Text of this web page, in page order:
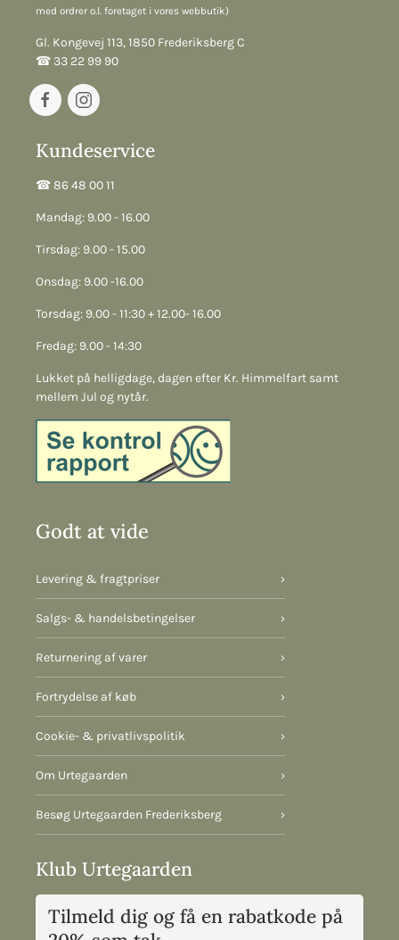
med ordrer o.l. foretaget i vores webbutik)
Gl. Kongevej 113, 1850 Frederiksberg C
☎︎ 33 22 99 90
Kundeservice
☎︎ 86 48 00 11
Mandag: 9.00 - 16.00
Tirsdag: 9.00 - 15.00
Onsdag: 9.00 -16.00
Torsdag: 9.00 - 11:30 + 12.00- 16.00
Fredag: 9.00 - 14:30
Lukket på helligdage, dagen efter Kr. Himmelfart samt
mellem Jul og nytår.
Godt at vide
Levering & fragtpriser ›
Salgs- & handelsbetingelser ›
Returnering af varer ›
Fortrydelse af køb ›
Cookie- & privatlivspolitik ›
Om Urtegaarden ›
Besøg Urtegaarden Frederiksberg ›
Klub Urtegaarden
Tilmeld dig og få en rabatkode på